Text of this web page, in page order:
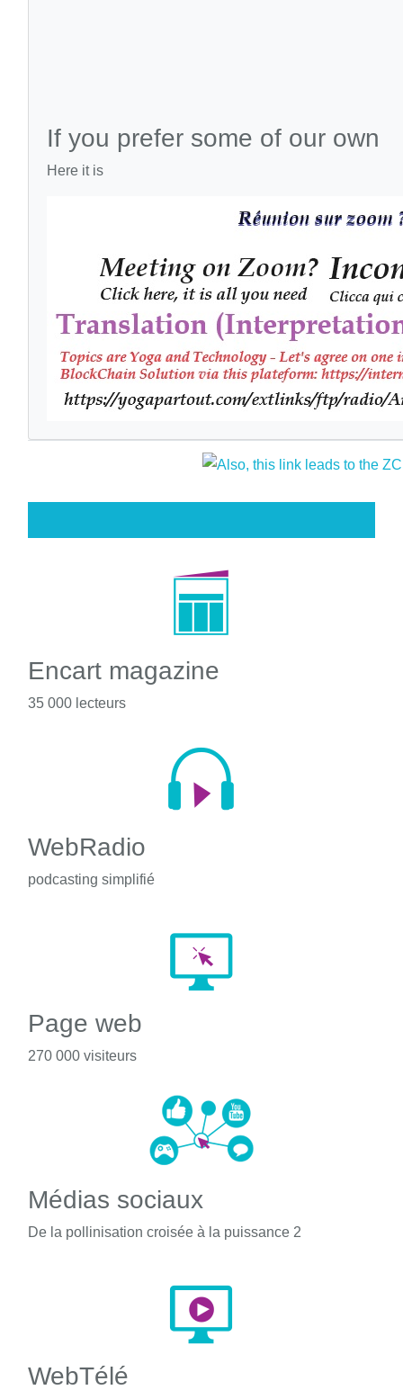
If you prefer some of our own
Here it is
Encart magazine
35 000 lecteurs
WebRadio
podcasting simplifié
Page web
270 000 visiteurs
Médias sociaux
De la pollinisation croisée à la puissance 2
WebTélé